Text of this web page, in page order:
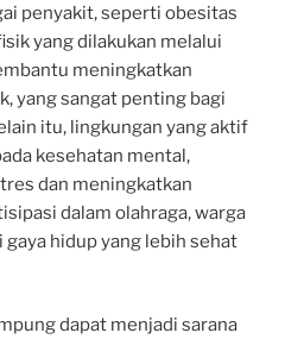
penyakit, seperti obesitas
yang dilakukan melalui
meningkatkan
yang sangat penting bagi
itu, lingkungan yang aktif
kesehatan mental,
dan meningkatkan
dalam olahraga, warga
hidup yang lebih sehat
dapat menjadi sarana